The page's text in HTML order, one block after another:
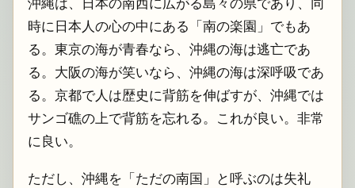
時に日本人の心の中にある「南の楽園」でもあ
る。東京の海が青春なら、沖縄の海は逃亡であ
る。大阪の海が笑いなら、沖縄の海は深呼吸であ
る。京都で人は歴史に背筋を伸ばすが、沖縄では
サンゴ礁の上で背筋を忘れる。これが良い。非常
に良い。
ただし、沖縄を「ただの南国」と呼ぶのは失礼